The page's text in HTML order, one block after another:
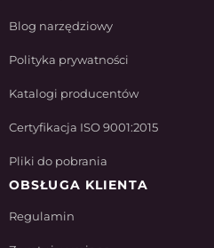
Blog narzędziowy
Polityka prywatności
Katalogi producentów
Certyfikacja ISO 9001:2015
Pliki do pobrania
OBSŁUGA KLIENTA
Regulamin